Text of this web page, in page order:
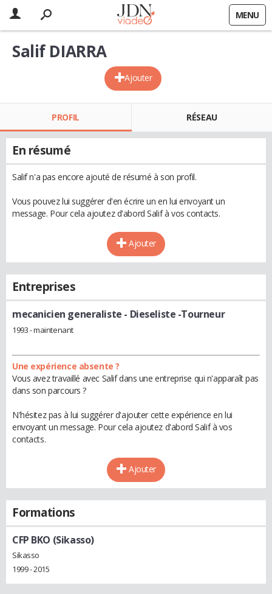
MENU
Ajouter
Salif DIARRA
PROFIL RÉSEAU
En résumé
Salif n'a pas encore ajouté de résumé à son profil.
Vous pouvez lui suggérer d'en écrire un en lui envoyant un
message. Pour cela ajoutez d'abord Salif à vos contacts.
Ajouter
Entreprises
mecanicien generaliste - Dieseliste -Tourneur
1993 - maintenant
Une expérience absente ?
Vous avez travaillé avec Salif dans une entreprise qui n'apparaît pas
dans son parcours ?
N'hésitez pas à lui suggérer d'ajouter cette expérience en lui
envoyant un message. Pour cela ajoutez d'abord Salif à vos
contacts.
Ajouter
Formations
CFP BKO (Sikasso)
Sikasso
1999 - 2015